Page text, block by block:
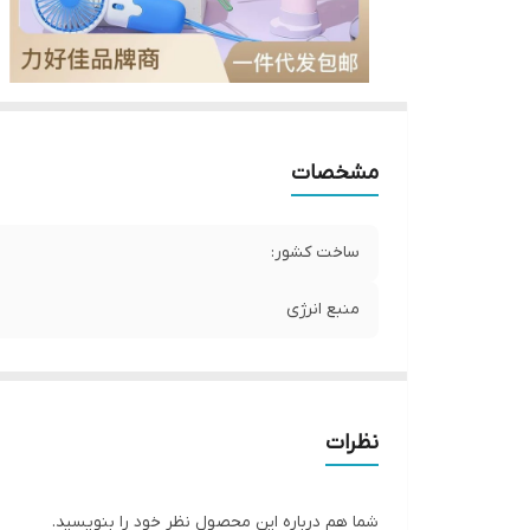
مشخصات
ساخت کشور:
منبع انرژی
نظرات
شما هم درباره این محصول نظر خود را بنویسید.